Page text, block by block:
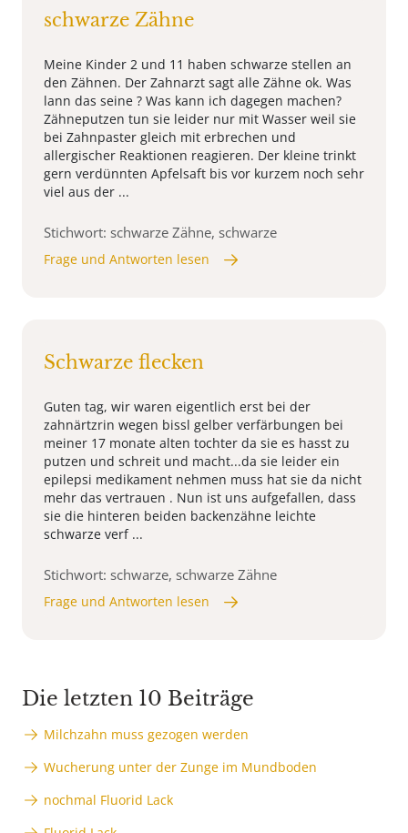
schwarze Zähne
Meine Kinder 2 und 11 haben schwarze stellen an
den Zähnen. Der Zahnarzt sagt alle Zähne ok. Was
lann das seine ? Was kann ich dagegen machen?
Zähneputzen tun sie leider nur mit Wasser weil sie
bei Zahnpaster gleich mit erbrechen und
allergischer Reaktionen reagieren. Der kleine trinkt
gern verdünnten Apfelsaft bis vor kurzem noch sehr
viel aus der ...
Stichwort: schwarze Zähne, schwarze
Frage und Antworten lesen
Schwarze flecken
Guten tag, wir waren eigentlich erst bei der
zahnärtzrin wegen bissl gelber verfärbungen bei
meiner 17 monate alten tochter da sie es hasst zu
putzen und schreit und macht...da sie leider ein
epilepsi medikament nehmen muss hat sie da nicht
mehr das vertrauen . Nun ist uns aufgefallen, dass
sie die hinteren beiden backenzähne leichte
schwarze verf ...
Stichwort: schwarze, schwarze Zähne
Frage und Antworten lesen
Die letzten 10 Beiträge
Milchzahn muss gezogen werden
Wucherung unter der Zunge im Mundboden
nochmal Fluorid Lack